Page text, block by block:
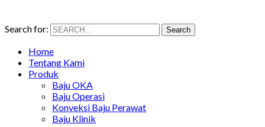
Search for: Search
Home
Tentang Kami
Produk
Baju OKA
Baju Operasi
Konveksi Baju Perawat
Baju Klinik